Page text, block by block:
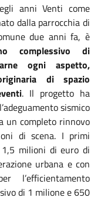
anni Venti come
dalla parrocchia di
due anni fa, è
complessivo di
ogni aspetto,
di spazio
. Il progetto ha
sismico
un completo rinnovo
di scena. I primi
milioni di euro di
urbana e con
di 1 milione e 650